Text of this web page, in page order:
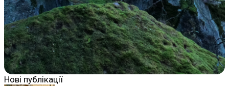
Нові публікації